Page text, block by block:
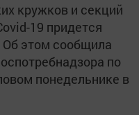
кружков и секций
19 придется
этом сообщила
по
понедельнике в